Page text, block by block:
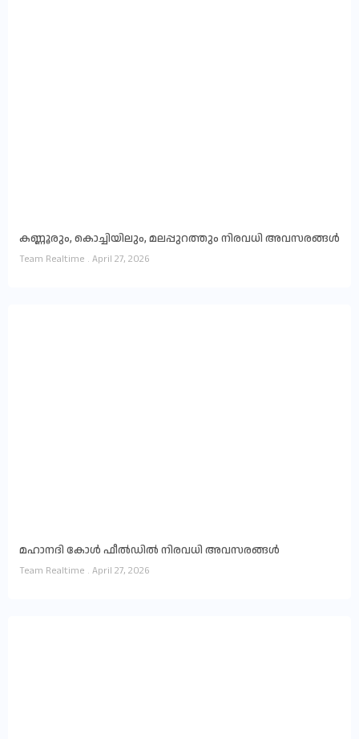
കണ്ണൂരും, കൊച്ചിയിലും, മലപ്പുറത്തും നിരവധി അവസരങ്ങൾ
Team Realtime April 27, 2026
മഹാനദി കോൾ ഫീൽഡിൽ നിരവധി അവസരങ്ങൾ
Team Realtime April 27, 2026